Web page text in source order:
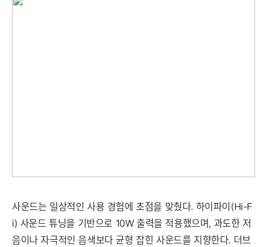
사운드는 일상적인 사용 경험에 초점을 맞췄다. 하이파이(Hi-F
i) 사운드 튜닝을 기반으로 10W 출력을 적용했으며, 과도한 저
음이나 자극적인 음색보다 균형 잡힌 사운드를 지향한다. 더브